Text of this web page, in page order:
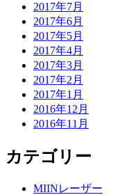
2017年7月
2017年6月
2017年5月
2017年4月
2017年3月
2017年2月
2017年1月
2016年12月
2016年11月
カテゴリー
MIINレーザー